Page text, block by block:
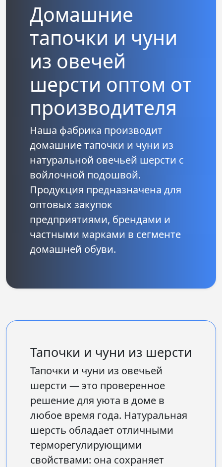
Домашние
тапочки и чуни
из овечей
шерсти оптом от
производителя
Наша фабрика производит
домашние тапочки и чуни из
натуральной овечьей шерсти с
войлочной подошвой.
Продукция предназначена для
оптовых закупок
предприятиями, брендами и
частными марками в сегменте
домашней обуви.
Тапочки и чуни из шерсти
Тапочки и чуни из овечьей
шерсти — это проверенное
решение для уюта в доме в
любое время года. Натуральная
шерсть обладает отличными
терморегулирующими
свойствами: она сохраняет